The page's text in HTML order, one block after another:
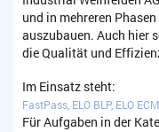
und in mehreren
auszubauen. Auch hier
die Qualität und
Im Einsatz steht:
FastPass, ELO BLP, ELO
Für Aufgaben in der